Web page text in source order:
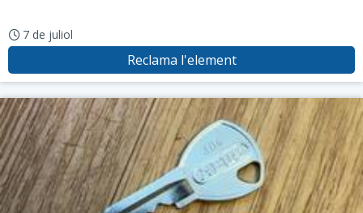
7 de juliol
Reclama l'element